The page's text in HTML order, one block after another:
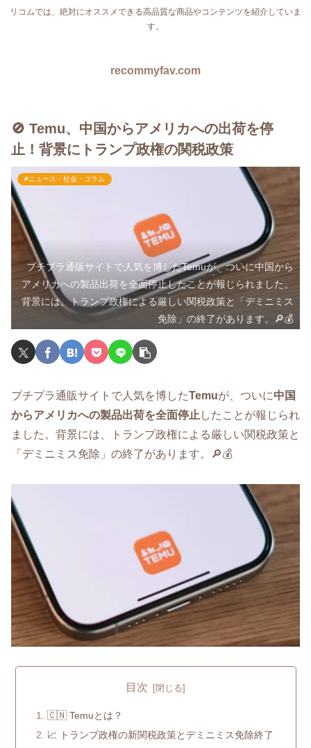
リコムでは、絶対にオススメできる高品質な商品やコンテンツを紹介していま
す。
recommyfav.com
🚫 Temu、中国からアメリカへの出荷を停
止！背景にトランプ政権の関税政策
#ニュース・社会・コラム
プチプラ通販サイトで人気を博したTemuが、ついに中国から
アメリカへの製品出荷を全面停止したことが報じられました。
背景には、トランプ政権による厳しい関税政策と「デミニミス
免除」の終了があります。🔎💰
プチプラ通販サイトで人気を博したTemuが、ついに中国
からアメリカへの製品出荷を全面停止 したことが報じられ
ました。背景には、トランプ政権による厳しい関税政策と
「デミニミス免除」の終了があります。🔎💰
目次
🇨🇳 Temuとは？
📈 トランプ政権の新関税政策とデミニミス免除終了